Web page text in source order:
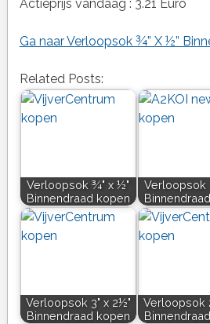
Actieprijs vandaag : 3.21 Euro
Ga naar Verloopsok ¾” X ½”
Related Posts:
Verloopsok ¾" x ½"
Binnendraad kopen
Verloopsok
Verloopsok 3" x 2½"
Binnendraad kopen
Verloopsok